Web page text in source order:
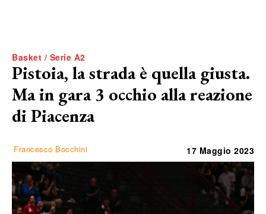
Basket / Serie A2
Pistoia, la strada è quella giusta.
Ma in gara 3 occhio alla reazione
di Piacenza
Francesco Bocchini 17 Maggio 2023